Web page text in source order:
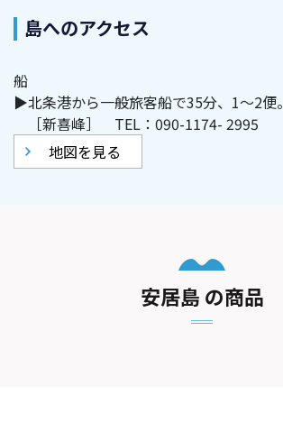
島へのアクセス
船
▶北条港から一般旅客船で35分、1～2便。
［新喜峰］ TEL：090-1174- 2995
地図を見る
安居島 の商品